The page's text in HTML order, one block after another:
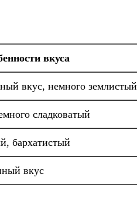
вкуса
вкус, немного землистый
сладковатый
бархатистый
вкус